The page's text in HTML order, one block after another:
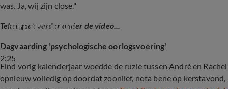
was. Ja, wij zijn close."
Tekst gaat verder onder de video...
2:25
'Dagvaarding Rachel Hazes is psychologische
oorlogsvoering'
Dagvaarding 'psychologische oorlogsvoering'
Eind vorig kalenderjaar woedde de ruzie tussen André en Rachel
opnieuw volledig op doordat zoonlief, nota bene op kerstavond,